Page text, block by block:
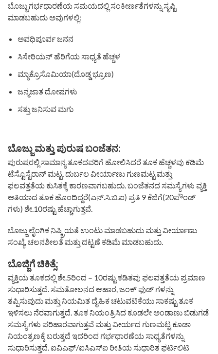
ಬೊಜ್ಜು ಗರ್ಭಧಾರಣೆಯ ಸಮಯದಲ್ಲಿ ಸಂಕೀರ್ಣತೆಗಳನ್ನು ಸೃಷ್ಟಿ
ಮಾಡಬಹುದು ಅವುಗಳಲ್ಲಿ:
ಅವಧಿಪೂರ್ವ ಜನನ
ಸಿಸೇರಿಯನ್ ಹೆರಿಗೆಯ ಸಾಧ್ಯತೆ ಹೆಚ್ಚಳ
ಮ್ಯಾಕ್ರೊಸೊಮಿಯಾ(ದೊಡ್ಡ ಭ್ರೂಣ)
ಜನ್ಮಜಾತ ದೋಷಗಳು
ಸತ್ತು ಜನಿಸುವ ಮಗು
ಬೊಜ್ಜು ಮತ್ತು ಪುರುಷ ಬಂಜೆತನ:
ಪುರುಷರಲ್ಲಿ ಸಾಮಾನ್ಯ ತೂಕದವರಿಗೆ ಹೋಲಿಸಿದರೆ ತೂಕ ಹೆಚ್ಚಳವು ಕಡಿಮೆ
ಟೆಸ್ಟೊಸ್ಟೆರಾನ್ ಮಟ್ಟ, ದುರ್ಬಲ ವೀರ್ಯಾಣು ಗುಣಮಟ್ಟ ಮತ್ತು
ಫಲವತ್ತತೆಯ ಕುಸಿತಕ್ಕೆ ಕಾರಣವಾಗಬಹುದು. ಬಂಜೆತನದ ಸಮಸ್ಯೆಗಳು ವ್ಯಕ್ತಿ
ಅತಿಯಾದ ತೂಕ ಹೊಂದಿದ್ದರೆ(ಎನ್.ಸಿ.ಬಿ.ಐ) ಪ್ರತಿ 9 ಕೆಜಿಗೆ(20ಪೌಂಡ್
ಗಳು) ಶೇ.10ರಷ್ಟು ಹೆಚ್ಚಾಗುತ್ತವೆ.
ಬೊಜ್ಜು ಲೈಂಗಿಕ ನಿಷ್ಕ್ರಿಯತೆ ಉಂಟು ಮಾಡಬಹುದು ಮತ್ತು ವೀರ್ಯಾಣು
ಸಂಖ್ಯೆ, ಚಲನಶೀಲತೆ ಮತ್ತು ದಟ್ಟಣೆ ಕಡಿಮೆ ಮಾಡಬಹುದು.
ಬೊಜ್ಜಿಗೆ ಚಿಕಿತ್ಸೆ:
ವ್ಯಕ್ತಿಯ ತೂಕದಲ್ಲಿ ಶೇ.5ರಿಂದ – 10ರಷ್ಟು ಕಡಿತವು ಫಲವತ್ತತೆಯ ಪ್ರಮಾಣ
ಸುಧಾರಿಸುತ್ತದೆ. ಸಮತೋಲನದ ಆಹಾರ, ಜಂಕ್ ಫುಡ್ ಗಳನ್ನು
ತಪ್ಪಿಸುವುದು ಮತ್ತು ನಿಯಮಿತ ದೈಹಿಕ ಚಟುವಟಿಕೆಯು ಸಾಕಷ್ಟು ತೂಕ
ಇಳಿಸಲು ನೆರವಾಗುತ್ತದೆ. ತೂಕ ನಿಯಂತ್ರಿಸಿದ ಕೂಡಲೇ ಅಂಡಾಣು ಬಿಡುಗಡೆ
ಸಮಸ್ಯೆಗಳು ಪರಿಹಾರವಾಗುತ್ತವೆ ಮತ್ತು ವೀರ್ಯದ ಗುಣಮಟ್ಟ ಕೂಡಾ
ನಿಯಂತ್ರಣಕ್ಕೆ ಬರುತ್ತದೆ ಇದರಿಂದ ಗರ್ಭಧಾರಣೆಯ ಸಾಧ್ಯತೆಗಳನ್ನು
ಸುಧಾರಿಸುತ್ತದೆ. ಐವಿಎಫ್/ಐಸಿಎಸ್ಐ ರೀತಿಯ ಸುಧಾರಿತ ಫರ್ಟಿಲಿಟಿ